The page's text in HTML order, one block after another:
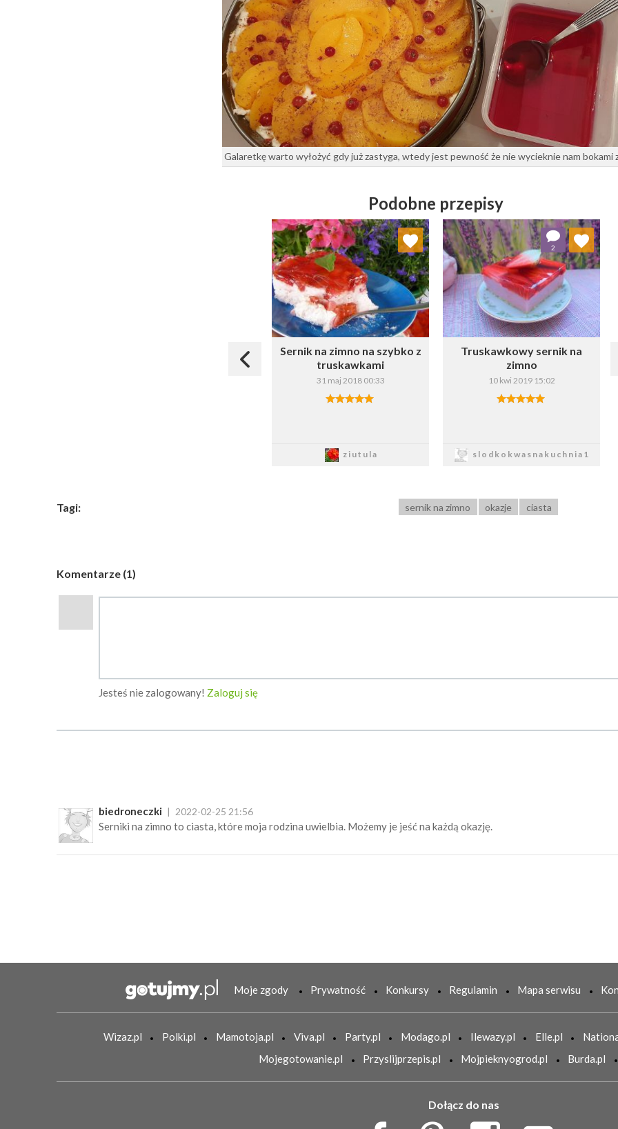
Galaretkę warto wyłożyć gdy już zastyga, wtedy jest pewność że nie wycieknie nam bokami
Podobne przepisy
Sernik na zimno na szybko z
truskawkami
31 maj 2018 00:33
ziutula
Dodaj do ulubionych
Wybierz listę:
Zapisz
Truskawkowy sernik na
zimno
10 kwi 2019 15:02
slodkokwasnakuchnia1
2
Dodaj do ulubionych
Wybierz listę:
Tagi: sernik na zimno okazje ciasta
Komentarze (1)
Jesteś nie zalogowany! Zaloguj się
biedroneczki 2022-02-25 21:56
Serniki na zimno to ciasta, które moja rodzina uwielbia. Możemy je jeść na każdą okazję.
Moje zgody Prywatność Konkursy Regulamin Mapa serwisu
Wizaz.pl Polki.pl Mamotoja.pl Viva.pl Party.pl Modago.pl Ilewazy.pl Elle.pl
Mojegotowanie.pl
Przyslijprzepis.pl Mojpieknyogrod.pl Burda.pl
Dołącz do nas